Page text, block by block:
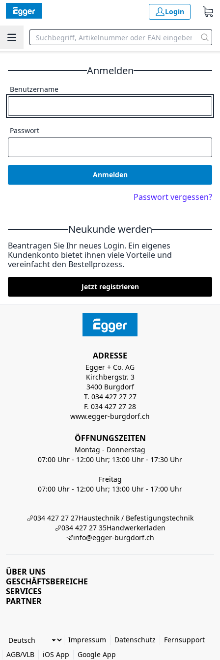
Login
Anmelden
Benutzername
Passwort
Anmelden
Passwort vergessen?
Neukunde werden
Beantragen Sie Ihr neues Login. Ein eigenes
Kundenkonto bietet ihnen viele Vorteile und
vereinfacht den Bestellprozess.
Jetzt registrieren
ADRESSE
Egger + Co. AG
Kirchbergstr. 3
3400 Burgdorf
T. 034 427 27 27
F. 034 427 27 28
www.egger-burgdorf.ch
ÖFFNUNGSZEITEN
Montag - Donnerstag
07:00 Uhr - 12:00 Uhr; 13:00 Uhr - 17:30 Uhr
Freitag
07:00 Uhr - 12:00 Uhr; 13:00 Uhr - 17:00 Uhr
034 427 27 27Haustechnik / Befestigungstechnik
034 427 27 35Handwerkerladen
info@egger-burgdorf.ch
ÜBER UNS
GESCHÄFTSBEREICHE
SERVICES
PARTNER
Impressum Datenschutz
Fernsupport
AGB/VLB
iOS App Google App